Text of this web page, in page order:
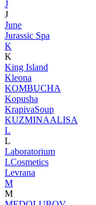
J
J
June
Jurassic Spa
K
K
King Island
Kleona
KOMBUCHA
Kopusha
KrapivaSoup
KUZMINAALISA
L
L
Laboratorium
LCosmetics
Levrana
M
M